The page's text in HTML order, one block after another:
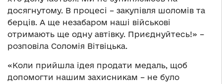
досягнутому. В процесі – закупівля шоломів та
берців. А ще незабаром наші військові
отримають ще одну автівку. Приєднуйтесь!» –
розповіла Соломія Вітвіцька.
«Коли прийшла ідея продати медаль, щоб
допомогти нашим захисникам – не було